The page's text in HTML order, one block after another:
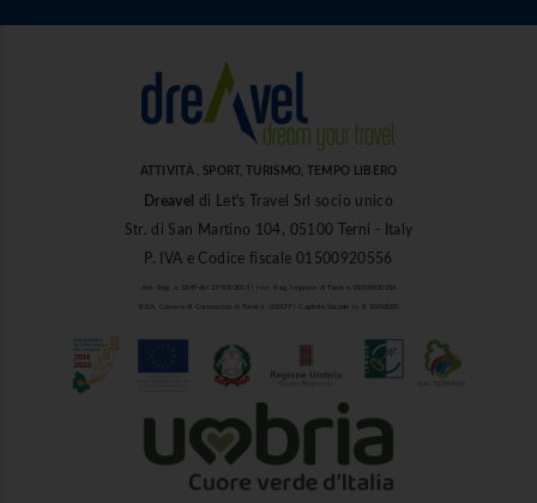
ATTIVITÀ , SPORT, TURISMO, TEMPO LIBERO
Dreavel
di Let's Travel Srl socio unico
Str. di San Martino 104, 05100 Terni - Italy
P. IVA e Codice fiscale 01500920556
Aut. Reg. n. 1849 del 27/03/2013 | Iscr. Reg. Imprese di Terni n. 01500920556
R.E.A. Camera di Commercio di Terni n. 101937 | Capitale Sociale i.v. € 10.000,00